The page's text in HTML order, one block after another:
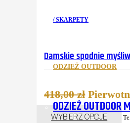
/ SKARPETY
ODZIEŻ OUTDOOR
ODZIEŻ OUTDOOR
Damskie spodnie
418,00zł
WYBIERZ OPCJE